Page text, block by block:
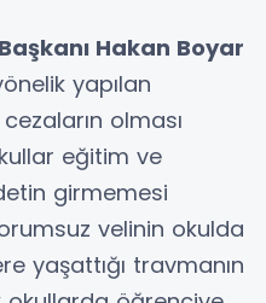
Hakan Boyar
yapılan
cezaların olması
eğitim ve
girmemesi
velinin okulda
yaşattığı travmanın